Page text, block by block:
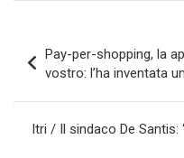
articoli
Pay-per-shopping, la
vostro: l’ha inventata
Itri / Il sindaco De Santis: